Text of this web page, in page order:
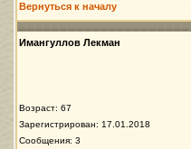
Вернуться к началу
Имангуллов Лекман
Возраст: 67
Зарегистрирован: 17.01.2018
Сообщения: 3